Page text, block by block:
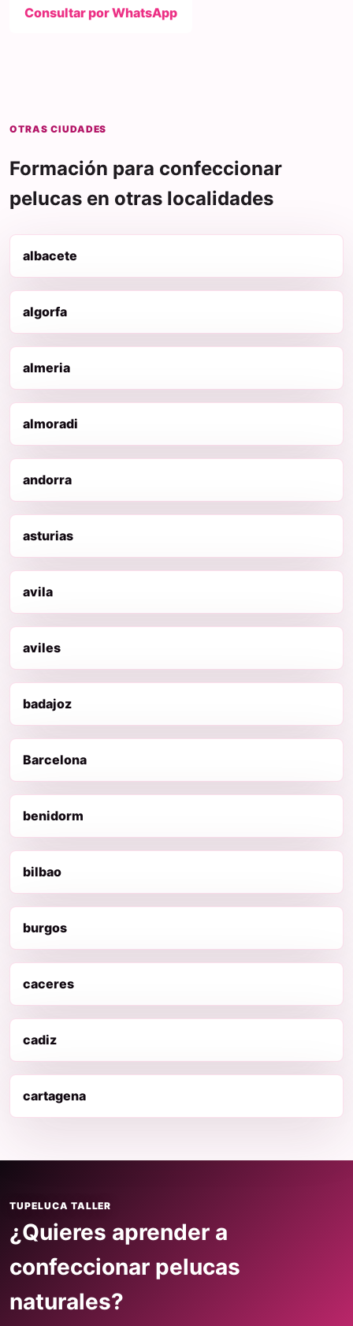
Consultar por WhatsApp
OTRAS CIUDADES
Formación para confeccionar
pelucas en otras localidades
albacete
algorfa
almeria
almoradi
andorra
asturias
avila
aviles
badajoz
Barcelona
benidorm
bilbao
burgos
caceres
cadiz
cartagena
TUPELUCA TALLER
¿Quieres aprender a
confeccionar pelucas
naturales?